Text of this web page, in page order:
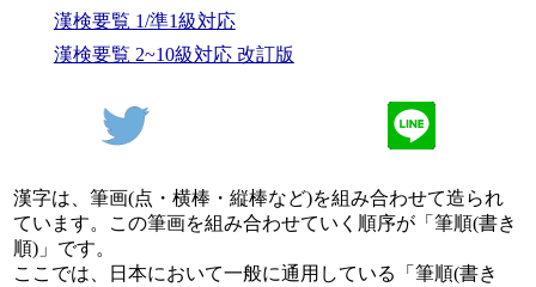
漢検要覧 1/準1級対応
漢検要覧 2~10級対応 改訂版
漢字は、筆画(点・横棒・縦棒など)を組み合わせて造られ
ています。この筆画を組み合わせていく順序が「筆順(書き
順)」です。
ここでは、日本において一般に通用している「筆順(書き